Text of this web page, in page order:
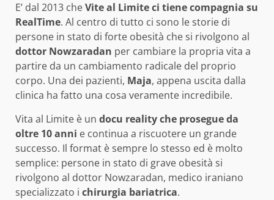
E’ dal 2013 cheVite al Limite ci tiene compagnia su
RealTime. Al centro di tutto ci sono le storie di
persone in stato di forte obesità che si rivolgono al
dottor Nowzaradan per cambiare la propria vita a
partire da un cambiamento radicale del proprio
corpo. Una dei pazienti, Maja, appena uscita dalla
clinica ha fatto una cosa veramente incredibile.
Vita al Limite è un docu reality che prosegue da
oltre 10 anni e continua a riscuotere un grande
successo. Il format è sempre lo stesso ed è molto
semplice: persone in stato di grave obesità si
rivolgono al dottor Nowzaradan, medico iraniano
specializzato i chirurgia bariatrica.